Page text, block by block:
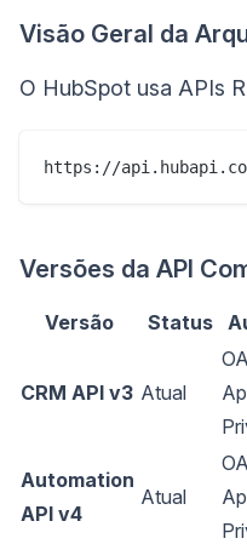
Visão Geral da
O HubSpot usa APIs
Versões da API
Versão Status
CRM API v3 Atual
Automation
API v4
Atual